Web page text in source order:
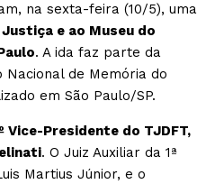
na sexta-feira (10/5), uma
e ao Museu do
. A ida faz parte da
de Memória do
em São Paulo/SP.
Vice-Presidente do TJDFT,
. O Juiz Auxiliar da 1ª
Martius Júnior, e o